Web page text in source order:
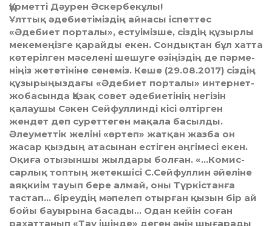
Құрметті Дәурен Әскербекұлы!
Ұлттық әдебиетіміздің айнасы іспет­тес
«Әдебиет порталы», естуімізше, сіздің құзырлы
мекемеңізге қарайды екен. Сондықтан бұл хатта
көтерілген мә­селені шешуге өзіңіздің де пәрме­
ні­ңіз же­тетініне сенеміз. Кеше (29.08.2017) сіздің
құзырыңыздағы «Әде­биет порталы» интернет-
жоба­сында Қазақ совет әдебиетінің негізін
қалаушы Сәкен Сейфуллинді кісі өлтірген
жендет деп суреттеген мақала басылды.
Әлеуметтік желіні «өртеп» жатқан жазба он
жасар қыздың атасынан есті­ген әңгімесі екен.
Оқиға отызыншы жылдары болған. «…Ко­мис­
сарлық топтың жетекшісі С.Сейфуллин әйеліне
аяқкиім тауып бе­ре алмай, оны Түркістанға
тастап… біреудің мәпелеп отырған қы­зын бір ай
бойы бауырына басады… Одан кейін соған
рахаттанып «Тау ішінде» деген әнін шығарады